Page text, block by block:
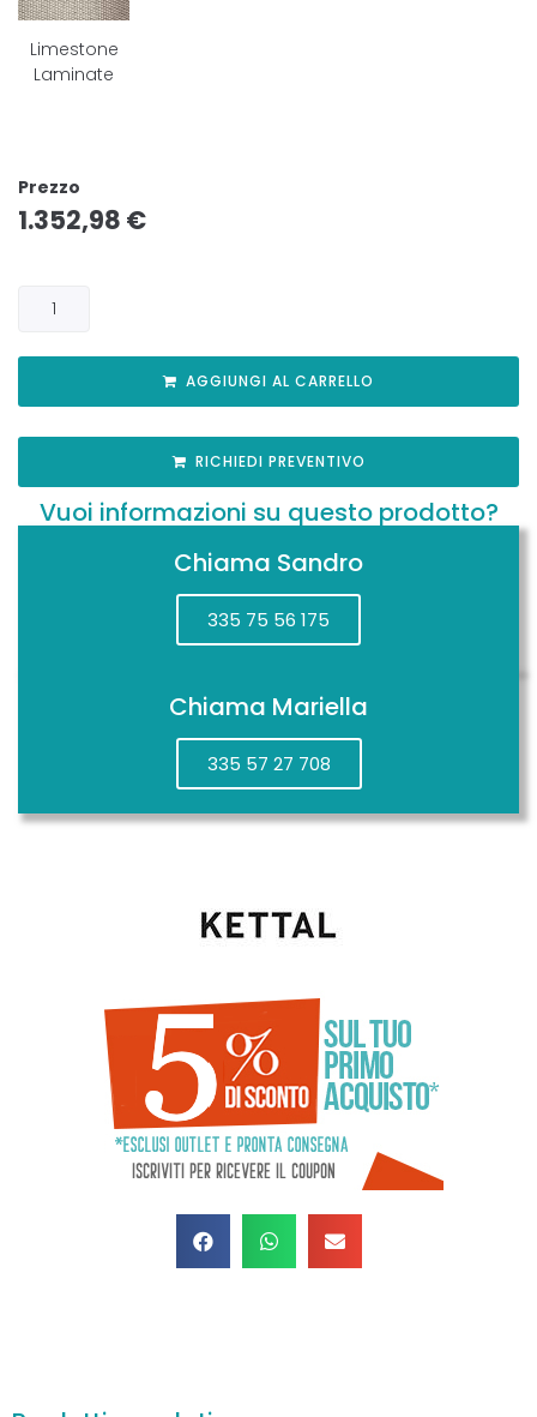
Limestone
Laminate
Prezzo
1.352,98 €
AGGIUNGI AL CARRELLO
RICHIEDI PREVENTIVO
Vuoi informazioni su questo prodotto?
Chiama Sandro
335 75 56 175
Chiama Mariella
335 57 27 708